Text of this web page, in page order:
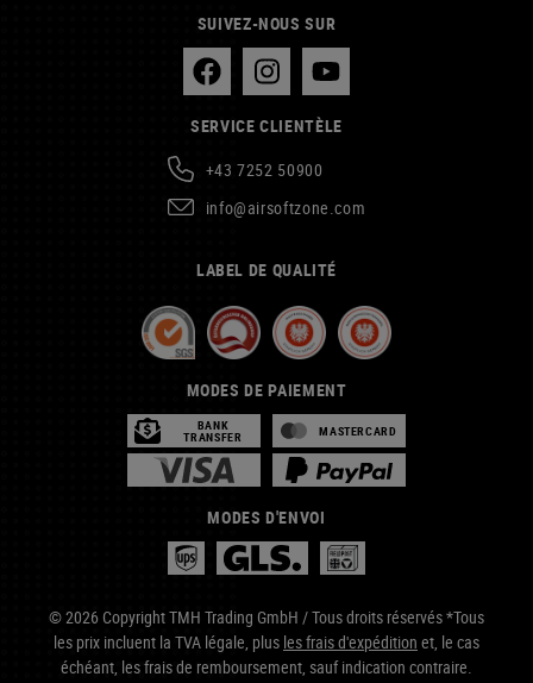
SUIVEZ-NOUS SUR
SERVICE CLIENTÈLE
+43 7252 50900
info@airsoftzone.com
LABEL DE QUALITÉ
MODES DE PAIEMENT
BANK
TRANSFER MASTERCARD
MODES D'ENVOI
© 2026 Copyright TMH Trading GmbH / Tous droits réservés *Tous
les prix incluent la TVA légale, plus les frais d'expédition et, le cas
échéant, les frais de remboursement, sauf indication contraire.